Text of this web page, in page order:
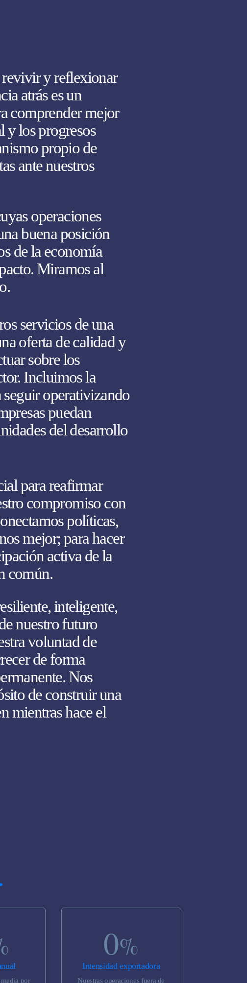
revivir y reflexionar
atrás es un
comprender mejor
y los progresos
propio de
ante nuestros
operaciones
buena posición
de la economía
Miramos al
servicios de una
oferta de calidad y
sobre los
Incluimos la
operativizando
puedan
del desarrollo
para reafirmar
compromiso con
políticas,
mejor; para hacer
activa de la
común.
inteligente,
nuestro futuro
voluntad de
de forma
Nos
de construir una
mientras hace el
por
0%
Intensidad exportadora
Nuestras operaciones fuera de